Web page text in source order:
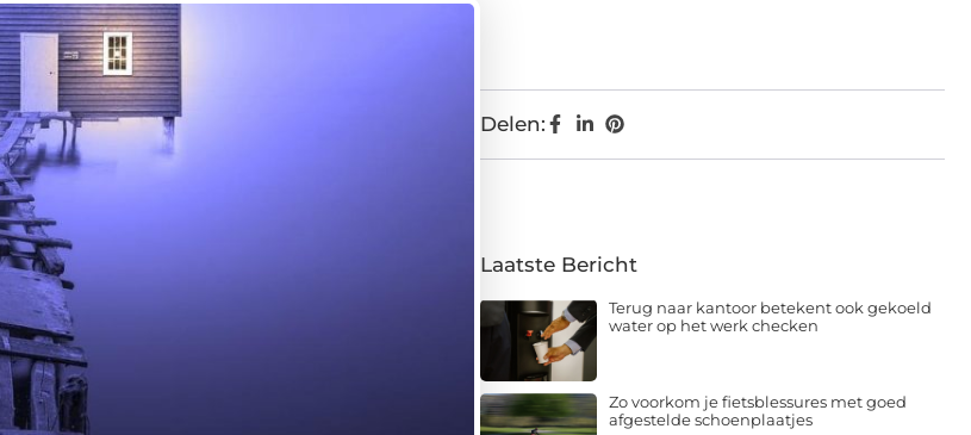
Delen:
Laatste Bericht
Terug naar kantoor betekent ook gekoeld
water op het werk checken
Zo voorkom je fietsblessures met goed
afgestelde schoenplaatjes